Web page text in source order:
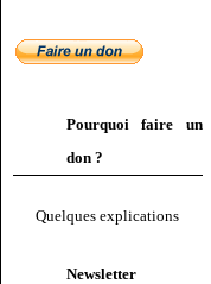
Pourquoi faire un
don ?
Quelques explications
Newsletter